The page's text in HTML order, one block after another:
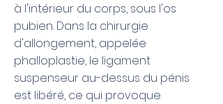
à l'intérieur du corps, sous l'os
pubien. Dans la chirurgie
d'allongement, appelée
phalloplastie, le ligament
suspenseur au-dessus du pénis
est libéré, ce qui provoque